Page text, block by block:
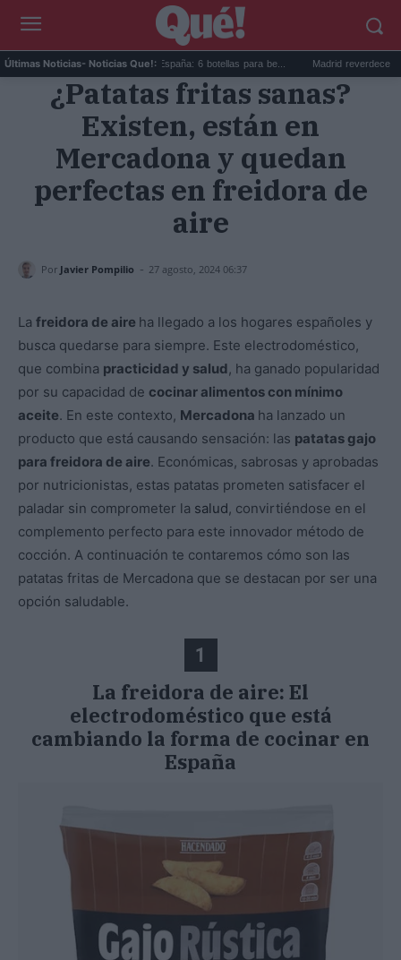
Últimas Noticias- Noticias Que!:
Los vinos para viajar a España: 6 botellas para be... Madrid reverdece la M-
¿Patatas fritas sanas?
Existen, están en
Mercadona y quedan
perfectas en freidora de
aire
Por Javier Pompilio - 27 agosto, 2024 06:37
La freidora de aire ha llegado a los hogares españoles y
busca quedarse para siempre. Este electrodoméstico,
que combina practicidad y salud, ha ganado popularidad
por su capacidad de cocinar alimentos con mínimo
aceite. En este contexto, Mercadona ha lanzado un
producto que está causando sensación: las patatas gajo
para freidora de aire. Económicas, sabrosas y aprobadas
por nutricionistas, estas patatas prometen satisfacer el
paladar sin comprometer la salud, convirtiéndose en el
complemento perfecto para este innovador método de
cocción. A continuación te contaremos cómo son las
patatas fritas de Mercadona que se destacan por ser una
opción saludable.
1
La freidora de aire: El
electrodoméstico que está
cambiando la forma de cocinar en
España